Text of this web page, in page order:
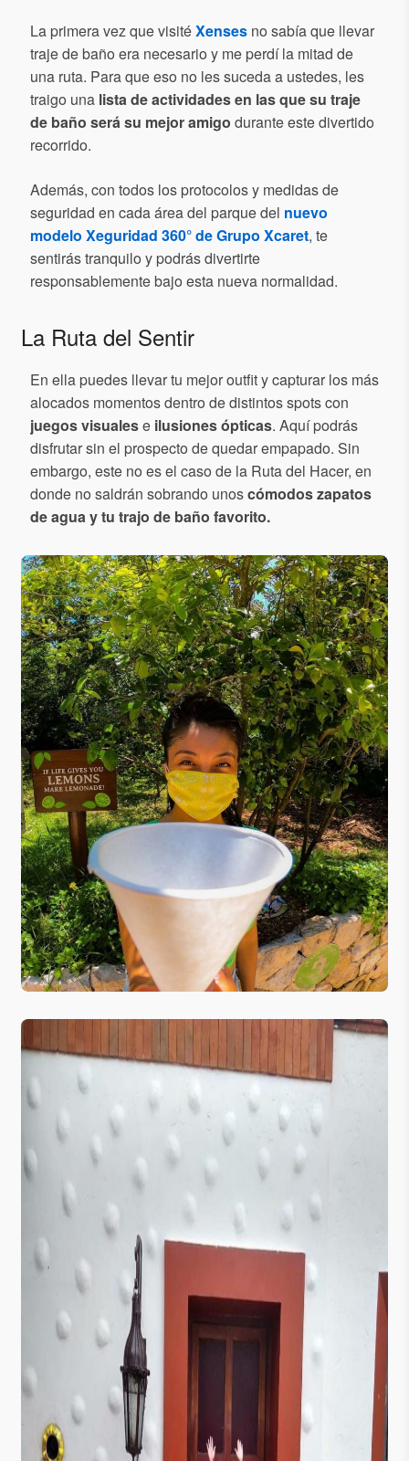
La primera vez que visitéXenses no sabía que llevar
traje de baño era necesario y me perdí la mitad de
una ruta. Para que eso no les suceda a ustedes, les
traigo una lista de actividades en las que su traje
de baño será su mejor amigo durante este divertido
recorrido.
Además, con todos los protocolos y medidas de
seguridad en cada área del parque del nuevo
modelo Xeguridad 360° de Grupo Xcaret, te
sentirás tranquilo y podrás divertirte
responsablemente bajo esta nueva normalidad.
La Ruta del Sentir
En ella puedes llevar tu mejor outfit y capturar los más
alocados momentos dentro de distintos spots con
juegos visualese ilusiones ópticas. Aquí podrás
disfrutar sin el prospecto de quedar empapado. Sin
embargo, este no es el caso de la Ruta del Hacer, en
donde no saldrán sobrando unoscómodos zapatos
de agua y tu trajo de baño favorito.